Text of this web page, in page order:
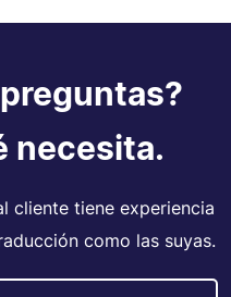
necesita.
cliente tiene experiencia
como las suyas.